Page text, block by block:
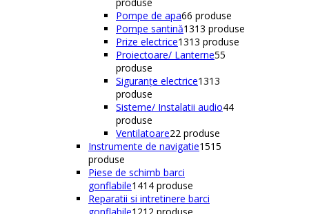
Pompe de apa66 produse
Pompe santină1313 produse
Prize electrice1313 produse
Proiectoare/ Lanterne55
produse
Siguranțe electrice1313
produse
Sisteme/ Instalatii audio44
produse
Ventilatoare22 produse
Instrumente de navigatie1515
produse
Piese de schimb barci
gonflabile1414 produse
Reparatii si intretinere barci